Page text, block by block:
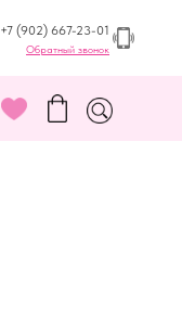
+7 (902) 667-23-01
Обратный звонок